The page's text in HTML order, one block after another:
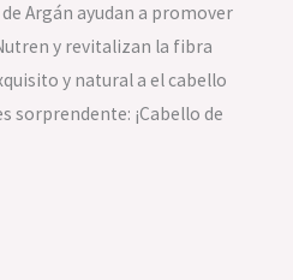
Argán ayudan a promover
y revitalizan la fibra
y natural a el cabello
sorprendente: ¡Cabello de